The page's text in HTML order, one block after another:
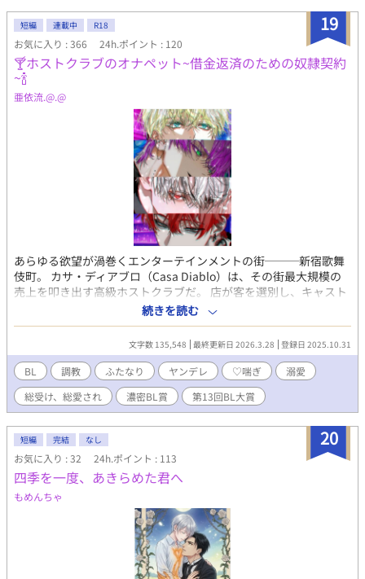
れる悲惨な日々を送っていた。 そんなある日、盲目だろう謎の美
青年――ソンジュ（攻め）――がケグリの経営するカフェへ訪
れ、ユンファはその美青年から謎の多い「取材」を受けることに
なる。 またその内にその美青年は、なんと名家九条ヲク家の子息
にして次期当主の「九条・ヲク・ソンジュ」であることが判明し
たが、そうした高い身分にありながらソンジュは性奴隷のユンフ
ァに「恋人契約」を持ちかけ、二人はその「契約」を結ぶ。 そし
て二人はソンジュの高級マンションへ――ユンファは下等な性奴
隷として虐げられていたところから一変、執事付きの驚くほど豪
華なそこで一週間ソンジュの「契約上の恋人」として過ごすこと
になるが、どうもソンジュは「契約」とは名ばかりに、ユンファ
のことを本当に、狂気的なまでに愛しているようで……。 ユンフ
ァは幾度もソンジュに結婚を迫られ、そしてユンファもソンジュ
の神のような慈愛と、悪魔のような狂愛に翻弄されつつも、その
謎の多い美青年に強く惹かれてゆくが…――。 「僕は、貴方とは
結婚出来ません――。」 【2026年3月より始まった新制度『未管
理著作物裁定制度』における意思表示（念のため）】 非営利・営
利を問わず、当作をふくむ当方全作品においてイラスト・作中内
文章はもちろん、表紙絵やあらすじ等ふくむ作品の一切の無断利
用を禁じます（AI学習等含む）。
19
短編 連載中 R18
お気に入り : 366 24h.ポイント : 120
🍸ホストクラブのオナペット~借金返済のための奴隷契約
~🍾
亜依流.@.@
あらゆる欲望が渦巻くエンターテインメントの街───新宿歌舞
伎町。 カサ・ディアブロ（Casa Diablo）は、その街最大規模の
売上を叩き出す高級ホストクラブだ。 店が客を選別し、キャスト
が相手をするのにふさわしい身なりかを見定める。 そんな、ほか
とは一線を画した舞台の中で、ミチルは今日も担当ホストのハル
キを待ちわびていた。 裕福だが複雑な環境の家庭に産まれ、対人
恐怖症により人生の大半を孤独に過していたミチル。３年前のあ
る日、ハルキに救われたことをきっかけに彼へ盲目的な熱を孕む
ようになる。一方、カサ・ディアブロＮｏ．１ホストのハルキは
ミチルを都合よく利用し、思い通り弄ぶことを楽しんでいた。 ホ
ストに通いつめる生活は、思いがけぬ事態により崩壊する。売掛
金の返済に追われることになったミチルに、カサ・ディアブロ代
表取締役のダンから、ある提案が成されるが·····────。 他
とは違うミチルを面白おかしく揶揄うＮｏ．3や、妙な関心を寄せ
るＮｏ．2、ミチルを乱雑に扱いながらも、拘り嫉妬に狂うハル
キ。金、愛憎、欲望が渦巻く世界で、ミチルと彼らの向かう結末
とは。 ⚠️注意⚠️ 性的暴力.輪姦.監禁.流血を含みます。 ✧•
───────── •✧ 🍸ホストクラブ~借金返済のための奴隷契
約~🍾は、 悪魔皇子達のイケニエ 番外編です。 物語や設定とは無
関係です。 悪魔皇子達のイケニエ 本編を読んでいない方でも 本編
とは別作品として全く問題なくお楽しみいただけます。
続きを読む
文字数 135,548 最終更新日 2026.3.28 登録日 2025.10.31
BL 調教 ふたなり ヤンデレ ♡喘ぎ
溺愛
総受け、総愛され
濃密BL賞 第13回BL大賞
20
短編 完結 なし
お気に入り : 32 24h.ポイント : 113
四季を一度、あきらめた君へ
もめんちゃ